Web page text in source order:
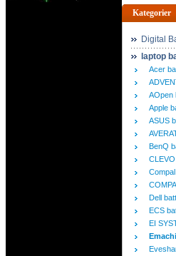
Kategorier
Digital
laptop
Acer
AOpen
Apple
ASUS
BenQ
Dell
ECS
EI